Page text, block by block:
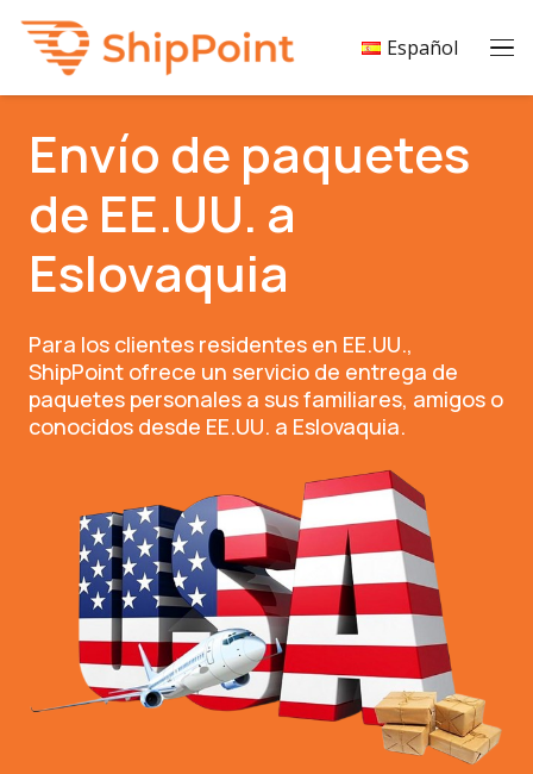
Español
Envío de paquetes
de EE.UU. a
Eslovaquia
Para los clientes residentes en EE.UU.,
ShipPoint ofrece un servicio de entrega de
paquetes personales a sus familiares, amigos o
conocidos desde EE.UU. a Eslovaquia.